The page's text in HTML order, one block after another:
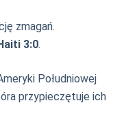
zmagań.
3:0.
Południowej
przypieczętuje ich